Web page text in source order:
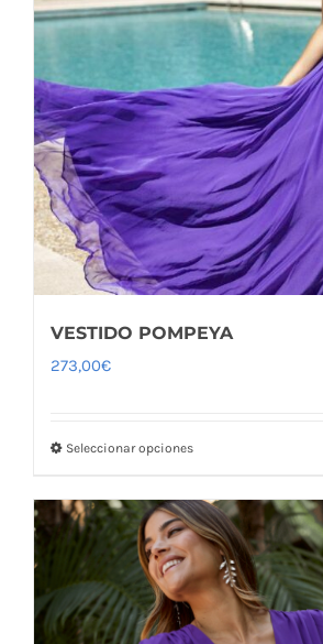
VESTIDO POMPEYA
273,00€
Seleccionar opciones